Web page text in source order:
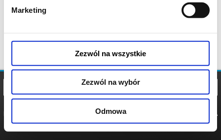
Marketing
Zezwól na wszystkie
Zezwól na wybór
Odmowa
POLITYKA
POLITYKA